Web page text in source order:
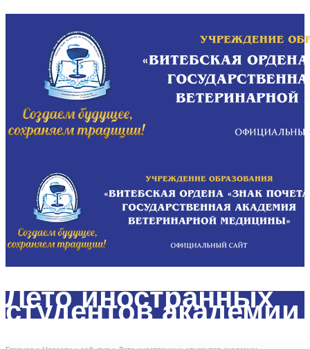
Лето иностранных
студентов академии